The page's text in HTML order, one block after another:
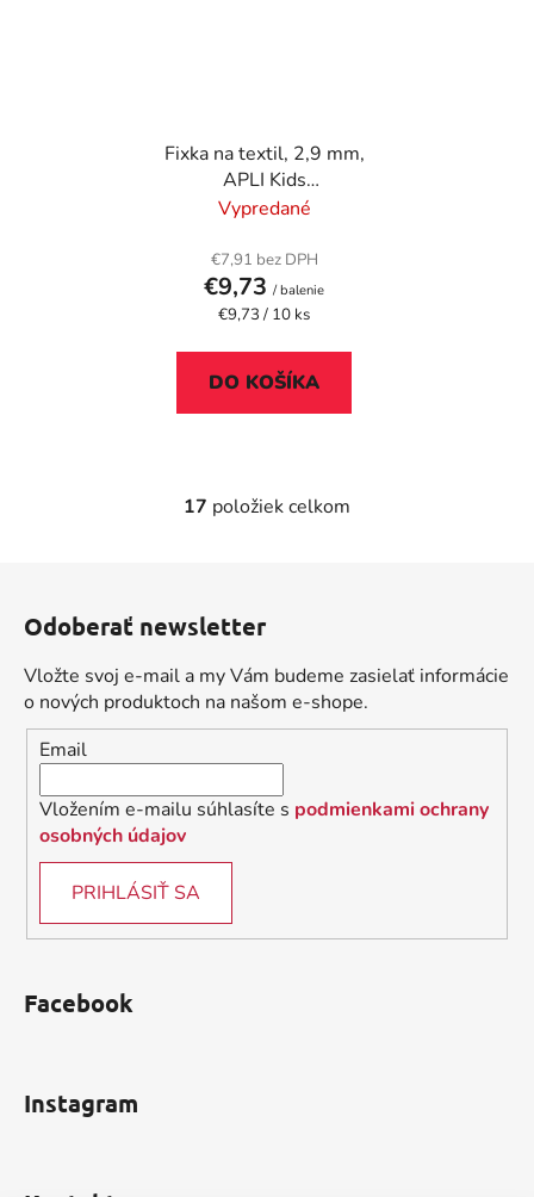
Fixka na textil, 2,9 mm,
APLI Kids
"MarkersTextil", 10
Vypredané
€7,91 bez DPH
€9,73 / balenie
Jednotková
€9,73 / 10 ks
DO KOŠÍKA
O
d
c
i
e
v
p
17 položiek celkom
Odoberať newsletter
Vložte svoj e-mail a my Vám budeme zasielať informácie
o nových produktoch na našom e-shope.
Email
Vložením e-mailu súhlasíte s podmienkami ochrany
osobných údajov
PRIHLÁSIŤ SA
Facebook
Instagram